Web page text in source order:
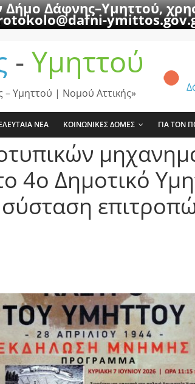
Δήμο Δάφνης–Υμηττού,
- Υμηττού
– Υμηττού | Νομού Αττικής»
ΝΕΑ ΚΟΙΝΩΝΙΚΕΣ ΔΟΜΕΣ ΓΙΑ ΤΟΝ
4ο Δημοτικό